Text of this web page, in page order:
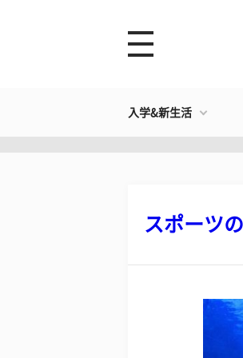
入学&新生活
スポーツ